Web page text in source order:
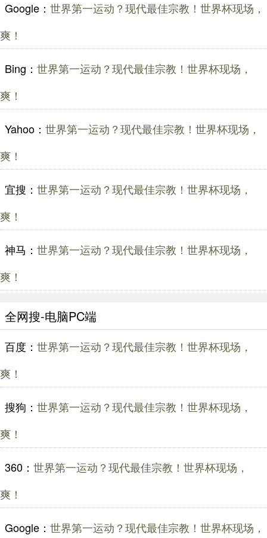
Google： 世界第一运动？现代最佳宗教！世界杯现场，
爽！
Bing： 世界第一运动？现代最佳宗教！世界杯现场，
爽！
Yahoo： 世界第一运动？现代最佳宗教！世界杯现场，
爽！
宜搜： 世界第一运动？现代最佳宗教！世界杯现场，
爽！
神马： 世界第一运动？现代最佳宗教！世界杯现场，
爽！
全网搜-电脑PC端
百度： 世界第一运动？现代最佳宗教！世界杯现场，
爽！
搜狗： 世界第一运动？现代最佳宗教！世界杯现场，
爽！
360： 世界第一运动？现代最佳宗教！世界杯现场，
爽！
Google： 世界第一运动？现代最佳宗教！世界杯现场，